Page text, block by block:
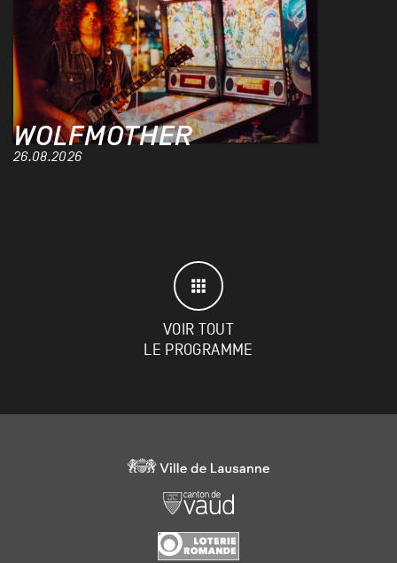
WOLFMOTHER
26.08.2026
VOIR TOUT
LE PROGRAMME